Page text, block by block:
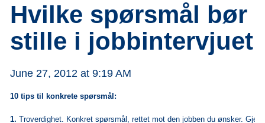
Hvilke spørsmål bør
stille i jobbintervjuet
June 27, 2012 at 9:19 AM
10 tips til konkrete spørsmål:
1. Troverdighet. Konkret spørsmål, rettet mot den jobben du ønsker.